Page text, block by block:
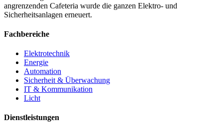
angrenzenden Cafeteria wurde die ganzen Elektro- und
Sicherheitsanlagen erneuert.
Fachbereiche
Elektrotechnik
Energie
Automation
Sicherheit & Überwachung
IT & Kommunikation
Licht
Dienstleistungen